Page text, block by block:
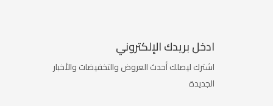
ادخل بريدك الإلكتروني
اشترك ليصلك أحدث العروض والتخفيضات والأخبار
الجديدة